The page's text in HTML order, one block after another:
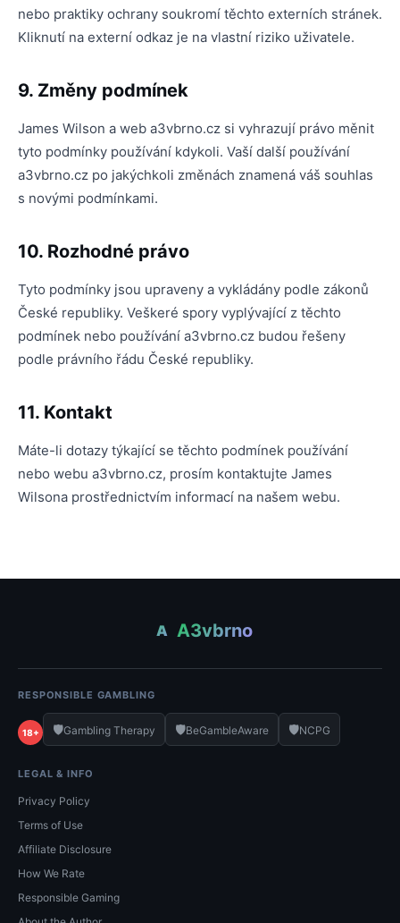
nebo praktiky ochrany soukromí těchto externích stránek.
Kliknutí na externí odkaz je na vlastní riziko uživatele.
9. Změny podmínek
James Wilson a web a3vbrno.cz si vyhrazují právo měnit
tyto podmínky používání kdykoli. Vaší další používání
a3vbrno.cz po jakýchkoli změnách znamená váš souhlas
s novými podmínkami.
10. Rozhodné právo
Tyto podmínky jsou upraveny a vykládány podle zákonů
České republiky. Veškeré spory vyplývající z těchto
podmínek nebo používání a3vbrno.cz budou řešeny
podle právního řádu České republiky.
11. Kontakt
Máte-li dotazy týkající se těchto podmínek používání
nebo webu a3vbrno.cz, prosím kontaktujte James
Wilsona prostřednictvím informací na našem webu.
A A3vbrno
RESPONSIBLE GAMBLING
18+ 🛡️Gambling Therapy 🛡️BeGambleAware 🛡️NCPG
LEGAL & INFO
Privacy Policy
Terms of Use
Affiliate Disclosure
How We Rate
Responsible Gaming